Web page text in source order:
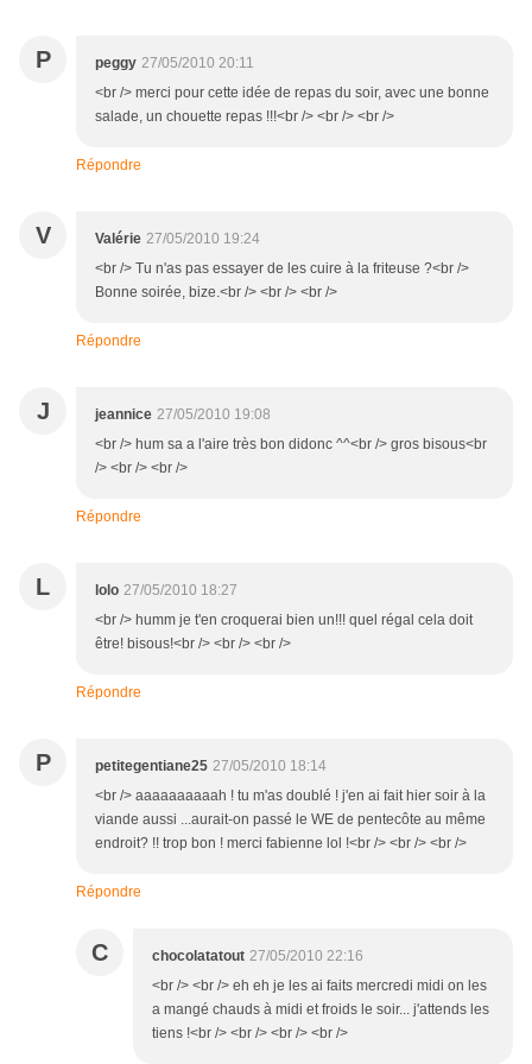
P peggy 27/05/2010 20:11
<br /> merci pour cette idée de repas du soir, avec une bonne
salade, un chouette repas !!!<br /> <br /> <br />
Répondre
V Valérie 27/05/2010 19:24
<br /> Tu n'as pas essayer de les cuire à la friteuse ?<br />
Bonne soirée, bize.<br /> <br /> <br />
Répondre
J jeannice 27/05/2010 19:08
<br /> hum sa a l'aire très bon didonc ^^<br /> gros bisous<br
/> <br /> <br />
Répondre
L lolo 27/05/2010 18:27
<br /> humm je t'en croquerai bien un!!! quel régal cela doit
être! bisous!<br /> <br /> <br />
Répondre
P petitegentiane25 27/05/2010 18:14
<br /> aaaaaaaaaah ! tu m'as doublé ! j'en ai fait hier soir à la
viande aussi ...aurait-on passé le WE de pentecôte au même
endroit? !! trop bon ! merci fabienne lol !<br /> <br /> <br />
Répondre
C chocolatatout 27/05/2010 22:16
<br /> <br /> eh eh je les ai faits mercredi midi on les
a mangé chauds à midi et froids le soir... j'attends les
tiens !<br /> <br /> <br /> <br />